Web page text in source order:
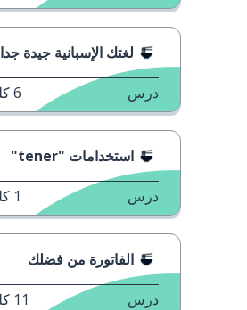
لغتك الإسبانية جيدة جدا!
درس 6
استخدامات "tener"
درس 1
الفاتورة من فضلك
درس 11